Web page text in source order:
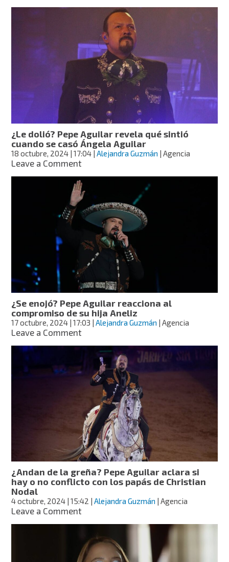
historia
desde
chiquillos”:
Pepe
Aguilar
vuelve
a
hablar
de
la
relación
de
Nodal
y
¿Le dolió? Pepe Aguilar revela qué sintió
cuando se casó Ángela Aguilar
18 octubre, 2024 | 17:04 |Alejandra Guzmán | Agencia
Leave a Commenton
dolió?
Pepe
Aguilar
revela
qué
sintió
cuando
casó
Ángela
Aguilar
¿Se enojó? Pepe Aguilar reacciona al
compromiso de su hija Aneliz
17 octubre, 2024 | 17:03 |Alejandra Guzmán | Agencia
Leave a Commenton
enojó?
Pepe
Aguilar
reacciona
compromiso
de
su
hija
Aneliz
¿Andan de la greña? Pepe Aguilar aclara si
hay o no conflicto con los papás de Christian
Nodal
4 octubre, 2024 | 15:42 |Alejandra Guzmán | Agencia
Leave a Commenton
la
greña?